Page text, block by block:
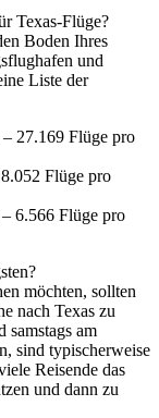
Texas-Flüge?
Boden Ihres
und
Liste der
27.169 Flüge pro
Flüge pro
6.566 Flüge pro
möchten, sollten
nach Texas zu
samstags am
sind typischerweise
Reisende das
und dann zu